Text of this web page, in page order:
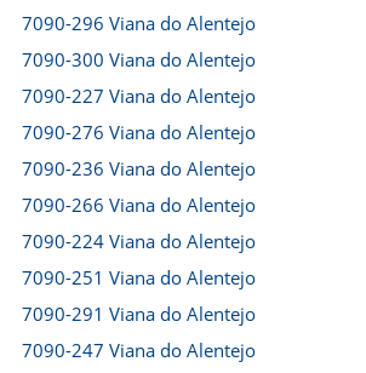
7090-296 Viana do Alentejo
7090-300 Viana do Alentejo
7090-227 Viana do Alentejo
7090-276 Viana do Alentejo
7090-236 Viana do Alentejo
7090-266 Viana do Alentejo
7090-224 Viana do Alentejo
7090-251 Viana do Alentejo
7090-291 Viana do Alentejo
7090-247 Viana do Alentejo